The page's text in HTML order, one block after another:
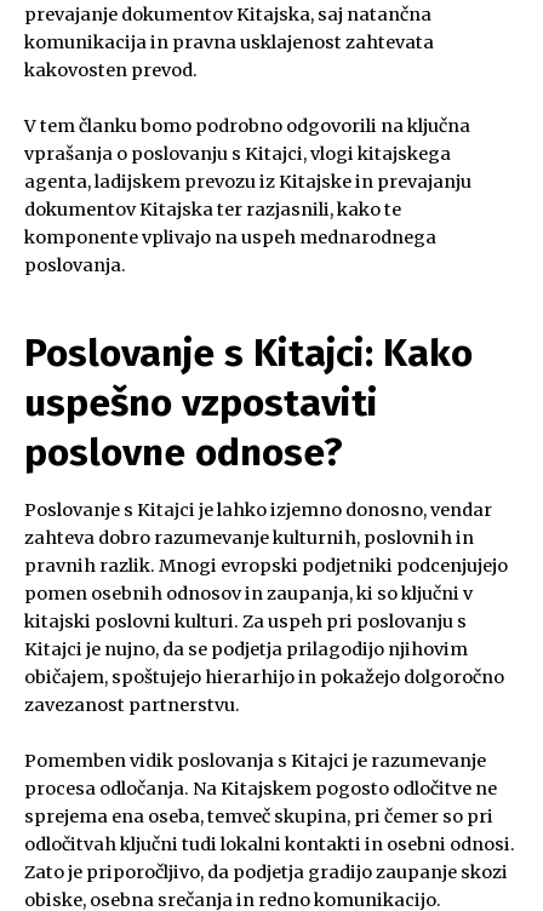
prevajanje dokumentov Kitajska, saj natančna
komunikacija in pravna usklajenost zahtevata
kakovosten prevod.
V tem članku bomo podrobno odgovorili na ključna
vprašanja o poslovanju s Kitajci, vlogi kitajskega
agenta, ladijskem prevozu iz Kitajske in prevajanju
dokumentov Kitajska ter razjasnili, kako te
komponente vplivajo na uspeh mednarodnega
poslovanja.
Poslovanje s Kitajci: Kako
uspešno vzpostaviti
poslovne odnose?
Poslovanje s Kitajci je lahko izjemno donosno, vendar
zahteva dobro razumevanje kulturnih, poslovnih in
pravnih razlik. Mnogi evropski podjetniki podcenjujejo
pomen osebnih odnosov in zaupanja, ki so ključni v
kitajski poslovni kulturi. Za uspeh pri poslovanju s
Kitajci je nujno, da se podjetja prilagodijo njihovim
običajem, spoštujejo hierarhijo in pokažejo dolgoročno
zavezanost partnerstvu.
Pomemben vidik poslovanja s Kitajci je razumevanje
procesa odločanja. Na Kitajskem pogosto odločitve ne
sprejema ena oseba, temveč skupina, pri čemer so pri
odločitvah ključni tudi lokalni kontakti in osebni odnosi.
Zato je priporočljivo, da podjetja gradijo zaupanje skozi
obiske, osebna srečanja in redno komunikacijo.